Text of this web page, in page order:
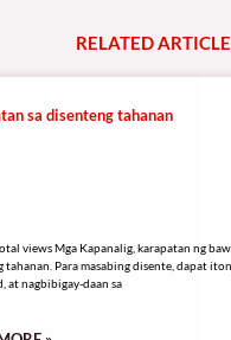
RELATEDARTICLE
sa disenteng tahanan
views Mga Kapanalig, karapatan ng
tahanan. Para masabing disente, dapat
at nagbibigay-daan sa